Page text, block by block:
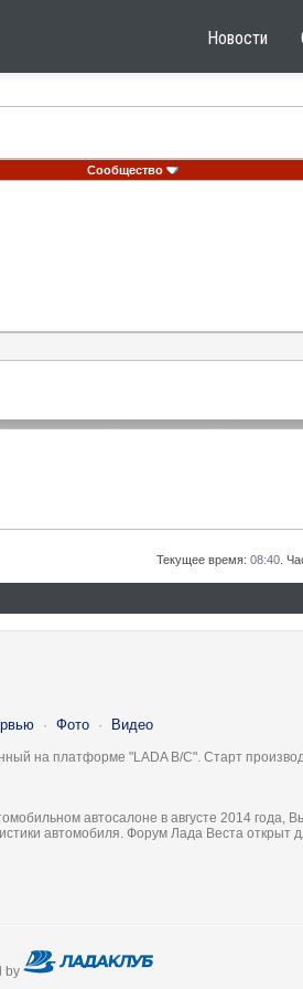
Новости
Сообщество
Текущее время: 08:40 .
· Фото · Видео
на платформе "LADA B/C". Старт
автосалоне в августе 2014
автомобиля. Форум Лада Веста
by